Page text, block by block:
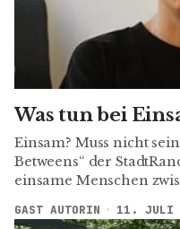
Was tun bei
Einsam? Muss nicht
Betweens“ der
einsame Menschen
GAST AUTORIN 11. JULI